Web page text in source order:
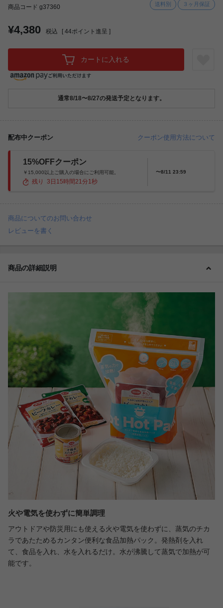
商品コード g37360 送料別 ３ヶ月保証
¥4,380 税込 [ 44ポイント進呈 ]
カートに入れる
通常8/18〜8/27の発送予定となります。
配布中クーポン クーポン使用方法について
15%OFFクーポン
￥15,000以上ご購入の場合にご利用可能。
残り 3 日 15 時間 20分59秒
〜8/11 23:59
商品についてのお問い合わせ
レビューを書く
商品の詳細説明
火や電気を使わずに簡単調理
アウトドアや防災用にも使える火や電気を使わずに、蒸気のチカ
ラであたためるカンタン便利な食品加熱パック。発熱剤を入れ
て、食品を入れ、水を入れるだけ。水が沸騰して蒸気で加熱が可
能です。